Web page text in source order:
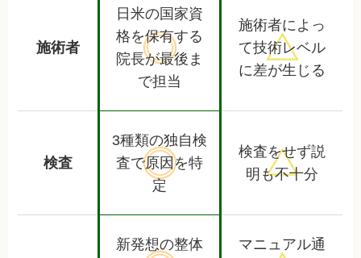
施術者
日米の国家資
格を保有する
院長が最後ま
で担当
施術者によっ
て技術レベル
に差が生じる
検査
3種類の独自検
査で原因を特
定
検査をせず説
明も不十分
新発想の整体
マニュアル通